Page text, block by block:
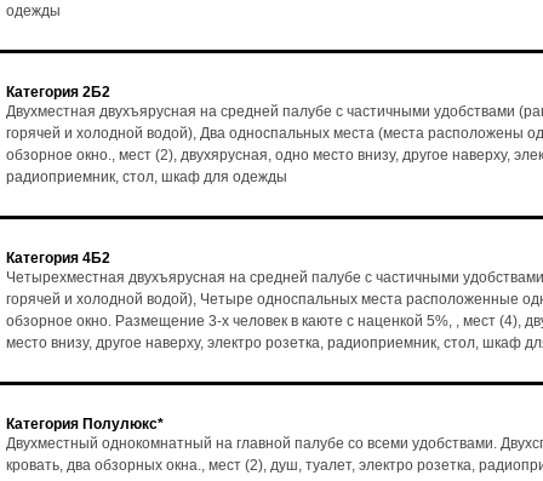
одежды
Категория 2Б2
Двухместная двухъярусная на средней палубе с частичными удобствами
горячей и холодной водой), Два односпальных места (места расположены
обзорное окно., мест (2), двухярусная, одно место внизу, другое наверху,
радиоприемник, стол, шкаф для одежды
Категория 4Б2
Четырехместная двухъярусная на средней палубе с частичными
горячей и холодной водой), Четыре односпальных места расположенные
обзорное окно. Размещение 3-х человек в каюте с наценкой 5%, , мест (4),
место внизу, другое наверху, электро розетка, радиоприемник, стол, шкаф
Категория Полулюкс*
Двухместный однокомнатный на главной палубе со всеми удобствами.
кровать, два обзорных окна., мест (2), душ, туалет, электро розетка,